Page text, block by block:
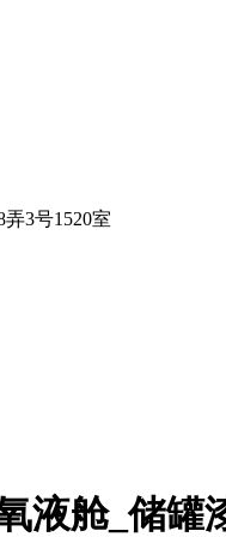
3号1520室
液舱_储罐